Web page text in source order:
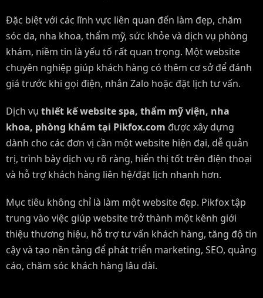
Đặc biệt với các lĩnh vực liên quan đến làm đẹp, chăm
sóc da, nha khoa, thẩm mỹ, sức khỏe và dịch vụ phòng
khám, niềm tin là yếu tố rất quan trọng. Một website
chuyên nghiệp giúp khách hàng có thêm cơ sở để đánh
giá trước khi gọi điện, nhắn Zalo hoặc đặt lịch tư vấn.
Dịch vụ thiết kế website spa, thẩm mỹ viện, nha
khoa, phòng khám tại Pikfox.com được xây dựng
dành cho các đơn vị cần một website hiện đại, dễ quản
trị, trình bày dịch vụ rõ ràng, hiển thị tốt trên điện thoại
và hỗ trợ khách hàng liên hệ/đặt lịch nhanh hơn.
Mục tiêu không chỉ là làm một website đẹp. Pikfox tập
trung vào việc giúp website trở thành một kênh giới
thiệu thương hiệu, hỗ trợ tư vấn khách hàng, tăng độ tin
cậy và tạo nền tảng để phát triển marketing, SEO, quảng
cáo, chăm sóc khách hàng lâu dài.